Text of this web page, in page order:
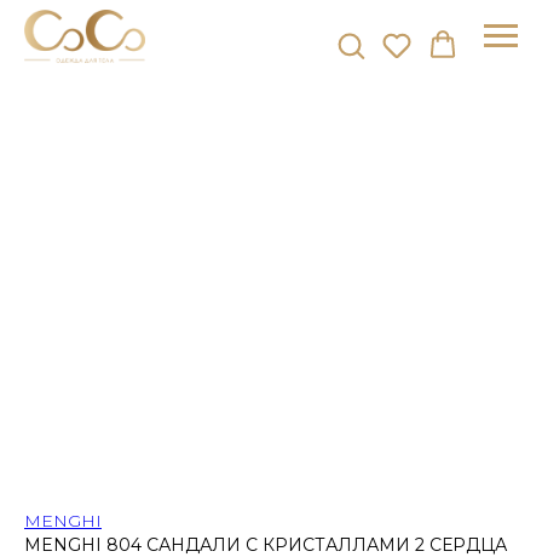
MENGHI 804 САНДАЛИ С КРИСТАЛЛАМИ 2 СЕРДЦА
MENGHI